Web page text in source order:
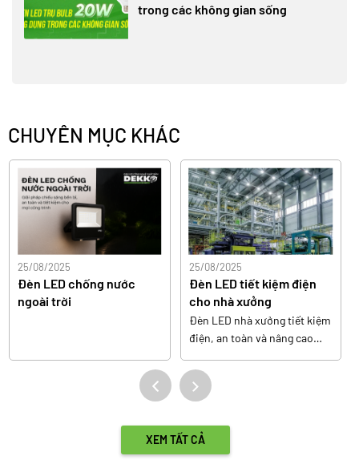
trong các không gian sống
CHUYÊN MỤC KHÁC
25/08/2025
Đèn LED chống nước
ngoài trời
25/08/2025
Đèn LED tiết kiệm điện
cho nhà xưởng
Đèn LED nhà xưởng tiết kiệm
điện, an toàn và nâng cao
XEM TẤT CẢ